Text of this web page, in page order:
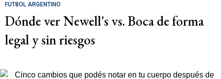
FÚTBOL ARGENTINO
Dónde ver Newell's vs. Boca de forma
legal y sin riesgos